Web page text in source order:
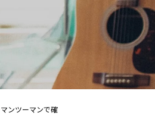
マンツーマンで確